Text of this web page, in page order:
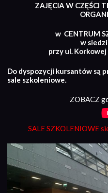
ZAJĘCIA W CZĘŚCI
w CENTRUM
w
przy ul.
Do dyspozycji kursantów są
sale szkoleniowe.
ZOBACZ
SALE SZKOLENIOWE